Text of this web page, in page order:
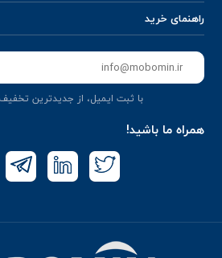
راهنمای خرید
با ثبت ایمیل، از جدید‌ترین
همراه ما باشید!